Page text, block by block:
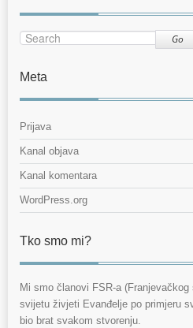
Go
Meta
Prijava
Kanal objava
Kanal komentara
WordPress.org
Tko smo mi?
Mi smo članovi FSR-a
svijetu živjeti Evanđelje po primjeru
bio brat svakom stvorenju.